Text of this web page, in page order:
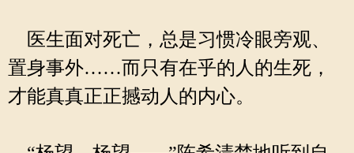
医生面对死亡，总是习惯冷眼旁观、
置身事外……而只有在乎的人的生死，
才能真真正正撼动人的内心。